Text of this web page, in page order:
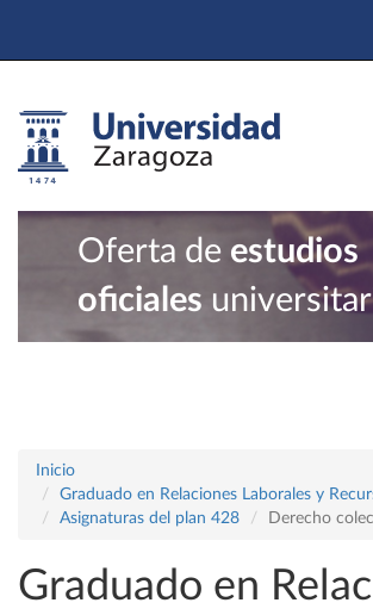
Oferta de estudios
oficiales
Inicio
Graduado en Relaciones Laborales y
Asignaturas del plan 428
Derecho
Graduado en